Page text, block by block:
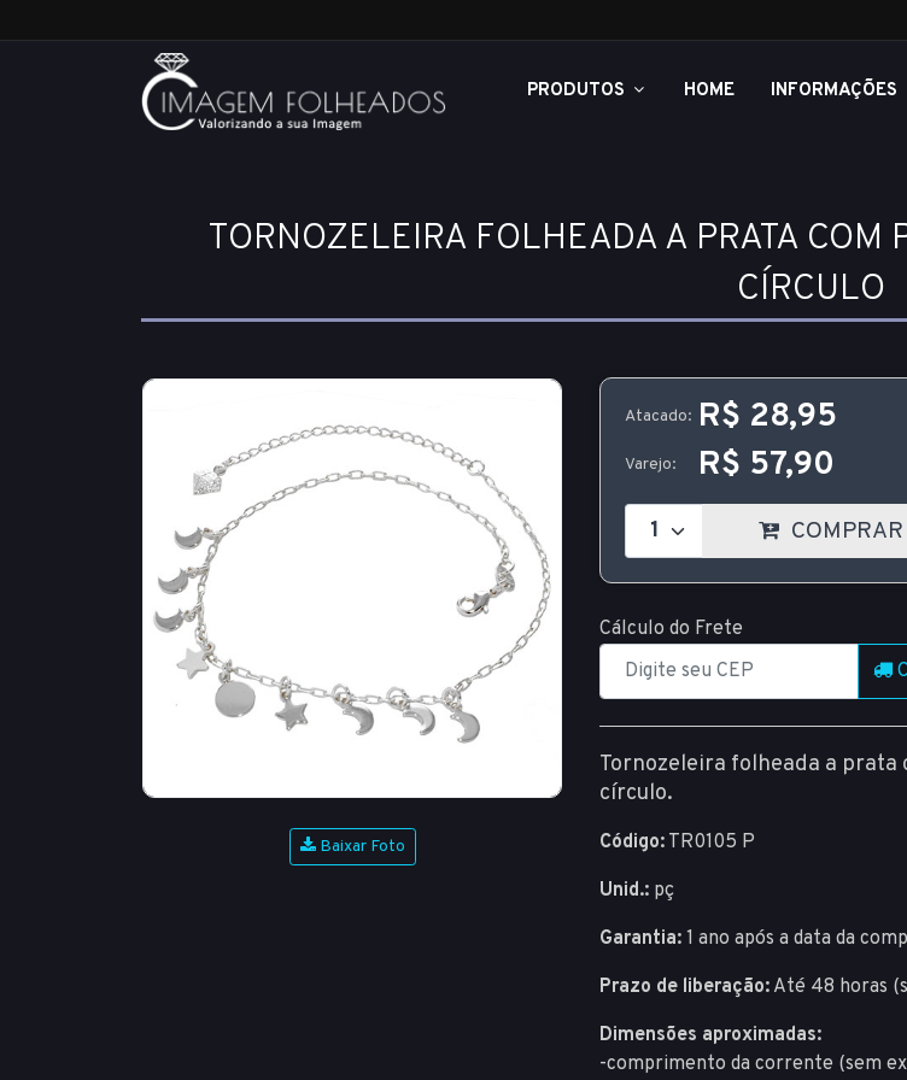
PRODUTOS HOME INFORMAÇÕES
TORNOZELEIRA FOLHEADA A PRATA
CÍRCULO
Baixar Foto
Atacado: R$ 28,95
Varejo: R$ 57,90
COMPRAR
Cálculo do Frete
Tornozeleira folheada a
círculo.
Código: TR0105 P
Unid.: pç
Garantia: 1 ano após a data da
Prazo de liberação: Até 48 horas
Dimensões aproximadas:
-comprimento da corrente (sem